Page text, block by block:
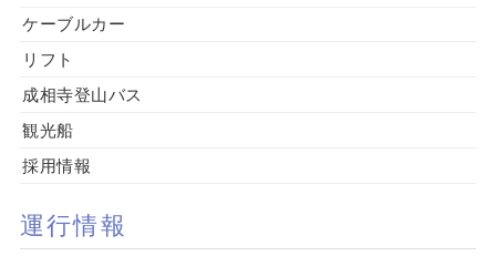
ケーブルカー
リフト
成相寺登山バス
観光船
採用情報
運行情報